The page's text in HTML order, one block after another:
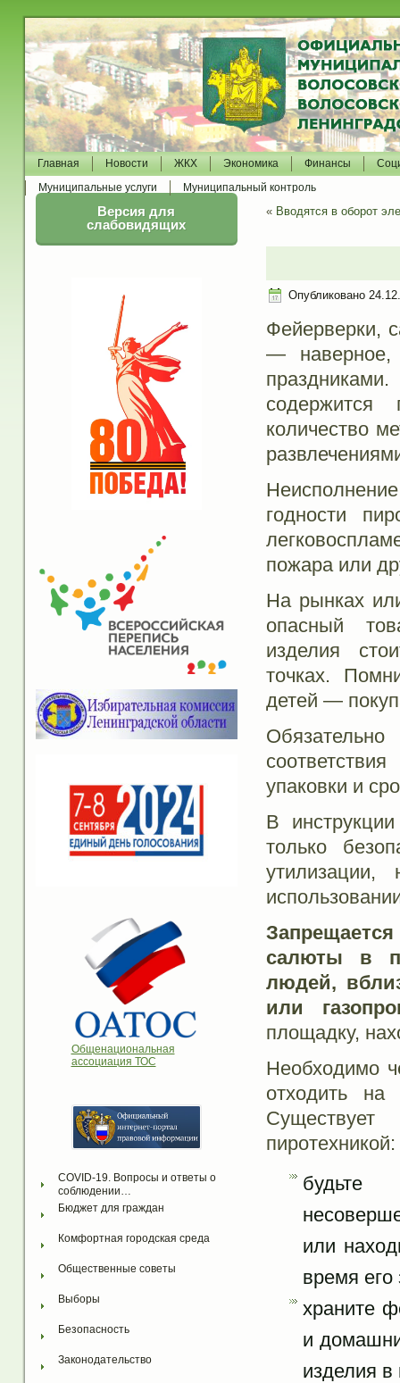
Главная Новости ЖКХ Экономика Финансы
Муниципальные услуги
Муниципальный контроль
Версия для
слабовидящих
Общенациональная
ассоциация ТОС
COVID-19. Вопросы и ответы о
соблюдении…
Бюджет для граждан
Комфортная городская среда
Общественные советы
Выборы
Безопасность
Законодательство
« Вводятся в оборот
Опубликовано
Фейерверки,
— наверное,
содержится
количество
годности
пожара или
На рынках
опасный
изделия
точках.
детей —
упаковки и
В
только
салюты в
людей,
или
площадку,
Необходимо
отходить на
пиротехникой:
или
время его
храните
и
изделия в